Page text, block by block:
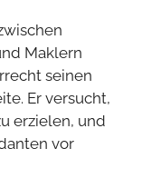
Maklern
seinen
Er versucht,
erzielen, und
vor